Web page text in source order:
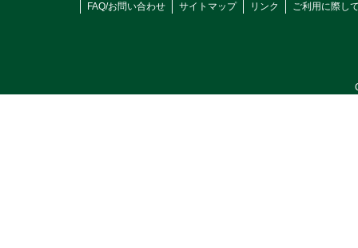
FAQ/お問い合わせ
サイトマップ リンク ご利用に際し